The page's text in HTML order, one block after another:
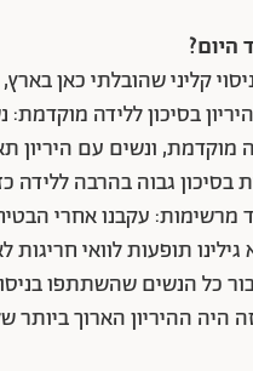
היום?
קליני שהובלתי כאן
בסיכון ללידה
מוקדמת, ונשים עם היריון
בסיכון גבוה בהרבה ללידה
מרשימות: עקבנו אחרי
גילינו תופעות לוואי חריגות
כל הנשים שהשתתפו
היה ההיריון הארוך ביותר